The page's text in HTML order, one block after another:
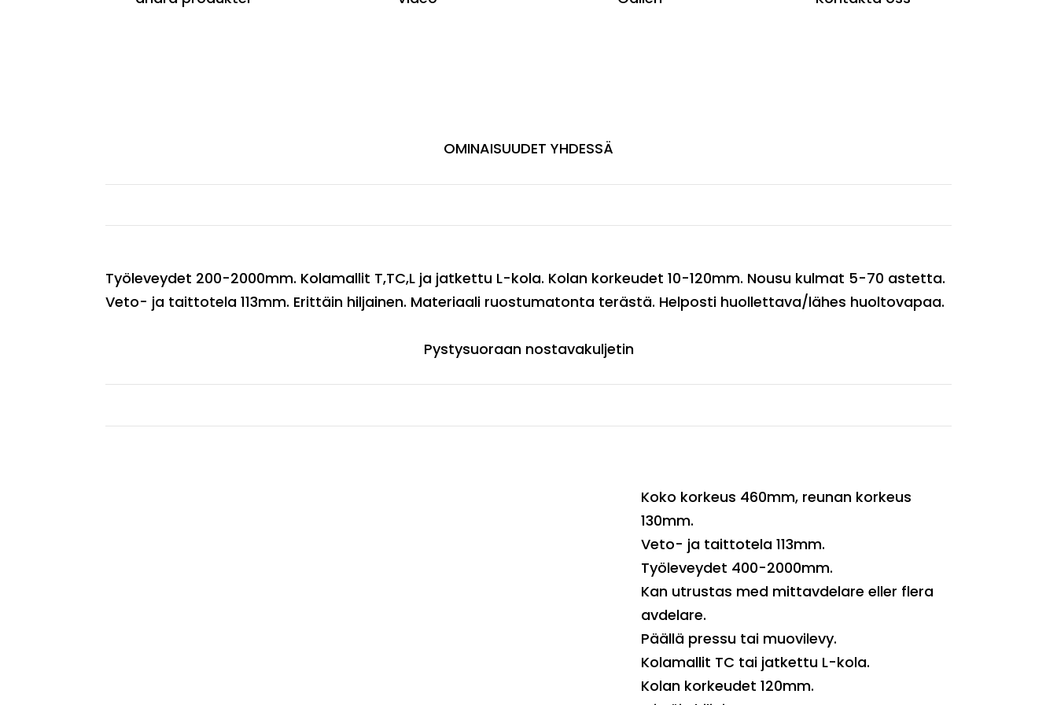
OMINAISUUDET YHDESSÄ
Työleveydet 200-2000mm. Kolamallit T,TC,L ja jatkettu L-kola. Kolan korkeudet 10-120mm. Nousu kulmat 5-70 astetta.
Veto- ja taittotela 113mm. Erittäin hiljainen. Materiaali ruostumatonta terästä. Helposti huollettava/lähes huoltovapaa.
Pystysuoraan nostavakuljetin
Koko korkeus 460mm, reunan korkeus
130mm.
Veto- ja taittotela 113mm.
Työleveydet 400-2000mm.
Kan utrustas med mittavdelare eller flera
avdelare.
Päällä pressu tai muovilevy.
Kolamallit TC tai jatkettu L-kola.
Kolan korkeudet 120mm.